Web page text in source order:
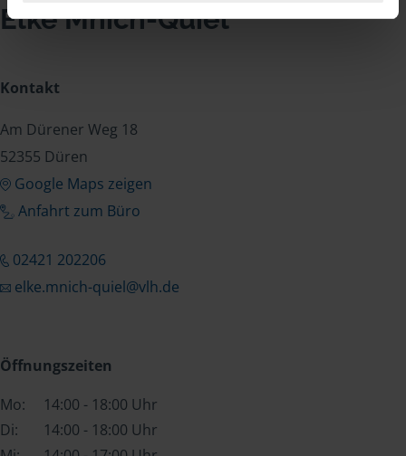
Elke Mnich-Quiel
Kontakt
Am Dürener Weg 18
52355 Düren
Google Maps zeigen
Anfahrt zum Büro
02421 202206
elke.mnich-quiel@vlh.de
Öffnungszeiten
Mo:
14:00 - 18:00 Uhr
Di:
14:00 - 18:00 Uhr